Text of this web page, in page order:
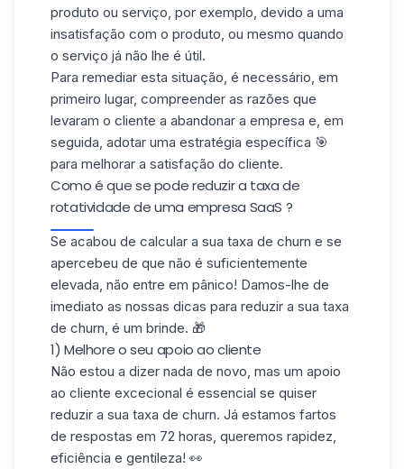
produto ou serviço, por exemplo, devido a uma
insatisfação com o produto, ou mesmo quando
o serviço já não lhe é útil.
Para remediar esta situação, é necessário, em
primeiro lugar, compreender as razões que
levaram o cliente a abandonar a empresa e, em
seguida, adotar uma estratégia específica 🎯
para melhorar a satisfação do cliente.
Como é que se pode reduzir a taxa de
rotatividade de uma empresa SaaS ?
Se acabou de calcular a sua taxa de churn e se
apercebeu de que não é suficientemente
elevada, não entre em pânico! Damos-lhe de
imediato as nossas dicas para reduzir a sua taxa
de churn, é um brinde. 🎁
1) Melhore o seu apoio ao cliente
Não estou a dizer nada de novo, mas um apoio
ao cliente excecional é essencial se quiser
reduzir a sua taxa de churn. Já estamos fartos
de respostas em 72 horas, queremos rapidez,
eficiência e gentileza! 👀